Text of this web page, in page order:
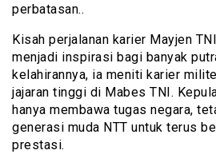
perbatasan..
Kisah perjalanan karier Mayjen
menjadi inspirasi bagi banyak
kelahirannya, ia meniti karier
jajaran tinggi di Mabes TNI.
hanya membawa tugas negara,
generasi muda NTT untuk terus
prestasi.